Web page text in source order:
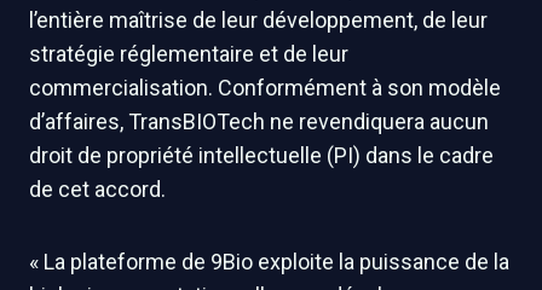
l’entière maîtrise de leur développement, de leur
stratégie réglementaire et de leur
commercialisation. Conformément à son modèle
d’affaires, TransBIOTech ne revendiquera aucun
droit de propriété intellectuelle (PI) dans le cadre
de cet accord.
« La plateforme de 9Bio exploite la puissance de la